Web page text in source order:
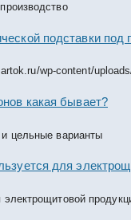
подставки
wp-content/
какая бывает?
цельные варианты
для